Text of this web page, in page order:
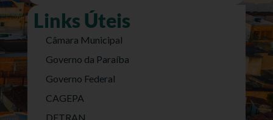
Links Úteis
Câmara Municipal
Governo da Paraíba
Governo Federal
CAGEPA
DETRAN